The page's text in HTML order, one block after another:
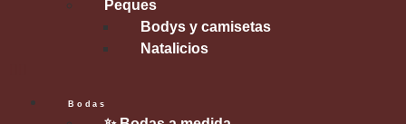
Peques
Bodys y camisetas
Natalicios
Bodas